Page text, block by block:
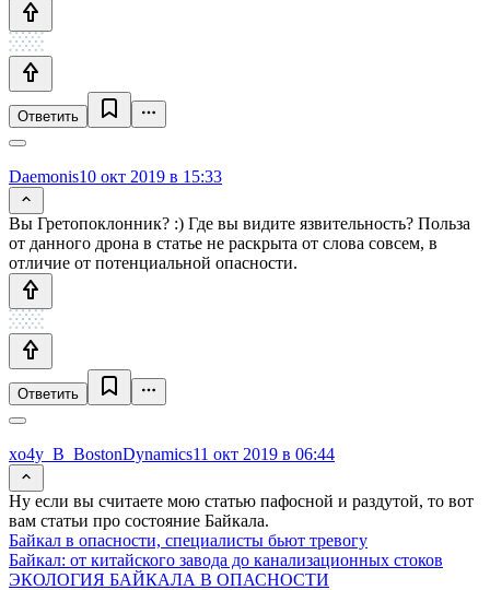
Ответить
Daemonis10 окт 2019 в 15:33
Вы Гретопоклонник? :) Где вы видите язвительность? Польза
от данного дрона в статье не раскрыта от слова совсем, в
отличие от потенциальной опасности.
Ответить
xo4y_B_BostonDynamics11 окт 2019 в 06:44
Ну если вы считаете мою статью пафосной и раздутой, то вот
вам статьи про состояние Байкала.
Байкал в опасности, специалисты бьют тревогу
Байкал: от китайского завода до канализационных стоков
ЭКОЛОГИЯ БАЙКАЛА В ОПАСНОСТИ